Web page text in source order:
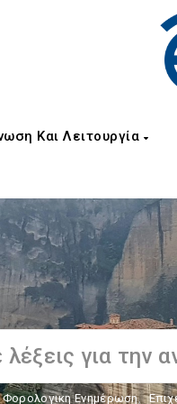
Και Λειτουργία
Φορολογικη Ενημέρωση,